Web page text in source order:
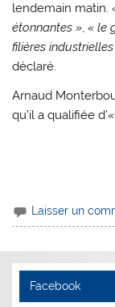
lendemain matin.
étonnantes »,« le
filières
déclaré.
Arnaud
qu’il a qualifiée d’
Laisser un
Facebook